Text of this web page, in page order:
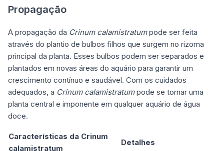
Propagação
A propagação da Crinum calamistratumpode ser feita
através do plantio de bulbos filhos que surgem no rizoma
principal da planta. Esses bulbos podem ser separados e
plantados em novas áreas do aquário para garantir um
crescimento contínuo e saudável. Com os cuidados
adequados, a Crinum calamistratumpode se tornar uma
planta central e imponente em qualquer aquário de água
doce.
Características da Crinum
calamistratum
Detalhes